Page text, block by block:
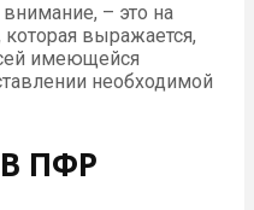
внимание, – это на
выражается,
имеющейся
необходимой
ПФР